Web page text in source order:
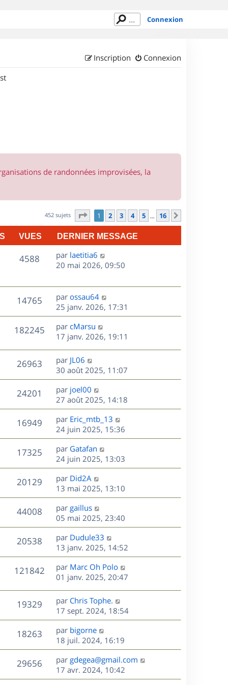
Connexion
Connexion
Inscription
de randonnées improvisées, la
452 sujets Page sur16
1 2 3 4 5 … 16
VUES DERNIER MESSAGE
4588V
e
s
D
e
n
i
e
r
m
e
s
a
g
e
par laetitia6
20 mai 2026, 09:50
14765V
u
e
D
e
r
n
i
e
r
m
e
s
s
a
g
e
par ossau64
25 janv. 2026, 17:31
182245V
u
D
e
n
i
e
r
m
e
s
s
a
g
e
par cMarsu
17 janv. 2026, 19:11
26963V
u
s
D
e
r
n
i
e
r
m
e
s
s
a
g
e
par JL06
30 août 2025, 11:07
24201
u
D
e
r
n
i
e
r
m
e
s
s
a
g
e
par joel00
27 août 2025, 14:18
16949V
u
s
D
e
r
n
i
e
r
m
e
s
s
a
g
e
par Eric_mtb_13
24 juin 2025, 15:36
17325V
u
s
D
e
r
n
i
e
r
m
e
s
s
a
g
e
par Gatafan
24 juin 2025, 13:03
20129V
u
e
s
D
e
r
n
i
e
r
m
e
s
s
a
g
e
par Did2A
13 mai 2025, 13:10
44008V
u
e
s
D
e
r
n
i
e
r
m
e
s
s
a
g
e
par gaillus
05 mai 2025, 23:40
20538V
u
e
D
e
r
n
i
r
m
e
s
s
a
g
e
par Dudule33
13 janv. 2025, 14:52
121842V
u
D
e
i
e
r
m
e
s
s
a
par Marc Oh Polo
01 janv. 2025, 20:47
19329V
u
e
D
e
r
n
i
e
r
m
e
par Chris Tophe.
17 sept. 2024, 18:54
18263V
u
e
D
e
r
n
i
e
par bigorne
18 juil. 2024, 16:19
29656V
u
D
e
r
par gdegea@gmail.com
17 avr. 2024, 10:42